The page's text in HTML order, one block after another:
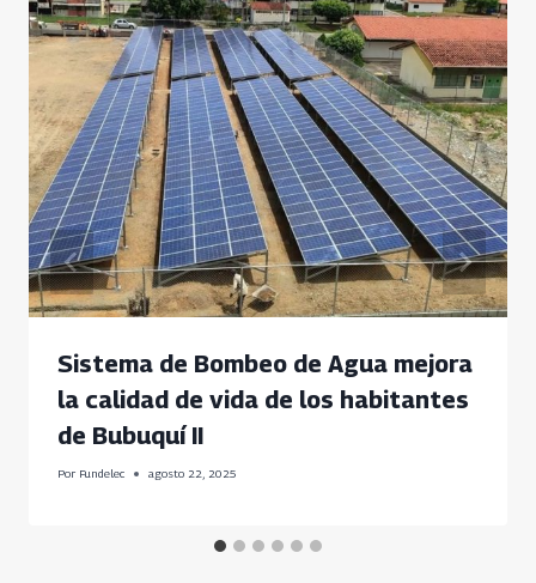
Sistema de Bombeo de Agua mejora
la calidad de vida de los habitantes
de Bubuquí II
Por Fundelec agosto 22, 2025